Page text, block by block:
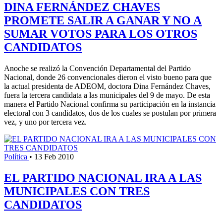
DINA FERNÁNDEZ CHAVES
PROMETE SALIR A GANAR Y NO A
SUMAR VOTOS PARA LOS OTROS
CANDIDATOS
Anoche se realizó la Convención Departamental del Partido
Nacional, donde 26 convencionales dieron el visto bueno para que
la actual presidenta de ADEOM, doctora Dina Fernández Chaves,
fuera la tercera candidata a las municipales del 9 de mayo. De esta
manera el Partido Nacional confirma su participación en la instancia
electoral con 3 candidatos, dos de los cuales se postulan por primera
vez, y uno por tercera vez.
Política • 13 Feb 2010
EL PARTIDO NACIONAL IRA A LAS
MUNICIPALES CON TRES
CANDIDATOS